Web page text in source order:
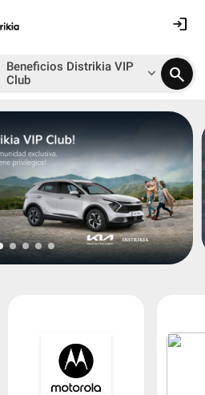
login
Beneficios Distrikia VIP
Club
keyboard_arrow_down search